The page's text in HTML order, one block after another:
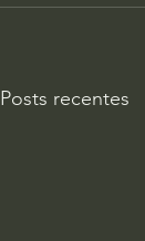
Posts recentes